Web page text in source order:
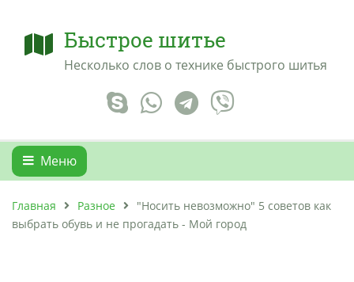
Быстрое шитье
Несколько слов о технике быстрого шитья
Меню
Главная Разное
"Носить невозможно" 5 советов как
выбрать обувь и не прогадать - Мой город